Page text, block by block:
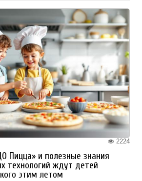
2224
Пицца» и полезные знания
технологий ждут детей
этим летом